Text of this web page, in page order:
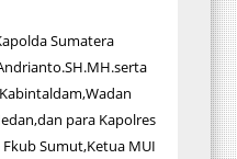
Sumatera
para Kapolres
Sumut,Ketua MUI